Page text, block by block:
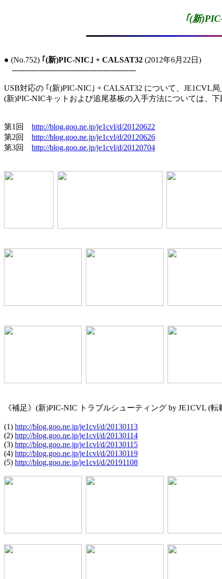
｢(新
● (No.752) ｢(新)PIC-NIC｣ + CALSAT32 (2012年6月22日)
--------------------------------------------------
USB対応の ｢(新)PIC-NIC｣ + CALSAT32 について、JE1CVL
(新)PIC-NICキットおよび追尾基板の入手方法については、
第1回 http://blog.goo.ne.jp/je1cvl/d/20120622
第2回 http://blog.goo.ne.jp/je1cvl/d/20120626
第3回 http://blog.goo.ne.jp/je1cvl/d/20120704
《補足》(新)PIC-NIC トラブルシューティング by JE1CVL (転
(1) http://blog.goo.ne.jp/je1cvl/d/20130113
(2) http://blog.goo.ne.jp/je1cvl/d/20130114
(3) http://blog.goo.ne.jp/je1cvl/d/20130115
(4) http://blog.goo.ne.jp/je1cvl/d/20130119
(5) http://blog.goo.ne.jp/je1cvl/d/20191108